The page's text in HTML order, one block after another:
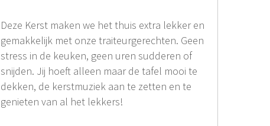
Deze Kerst maken we het thuis extra lekker en
gemakkelijk met onze traiteurgerechten. Geen
stress in de keuken, geen uren sudderen of
snijden. Jij hoeft alleen maar de tafel mooi te
dekken, de kerstmuziek aan te zetten en te
genieten van al het lekkers!